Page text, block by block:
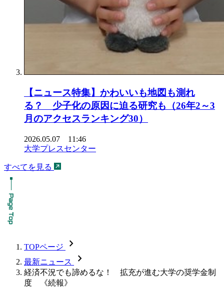
【ニュース特集】かわいいも地図も測れ
る？ 少子化の原因に迫る研究も（26年2～3
月のアクセスランキング30）
2026.05.07 11:46
大学プレスセンター
すべてを見る
TOPページ chevron_forward
最新ニュース chevron_forward
経済不況でも諦めるな！ 拡充が進む大学の奨学金制
度 《続報》